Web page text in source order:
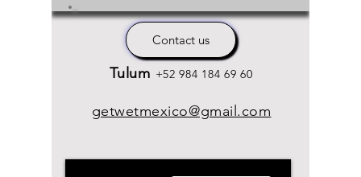
Contact us
Tulum +52 984 184 69 60
getwetmexico@gmail.com